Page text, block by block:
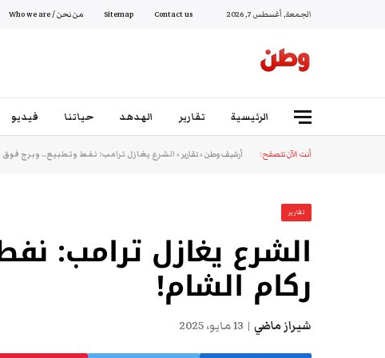
الجمعة, أغسطس 7, 2026 Contact us
Sitemap من نحن / Who we are
الرئيسية تقارير الهدهد حياتنا فيديو
أنت الآن تتصفح: أرشيف وطن»تقارير»الشرع يغازل ترامب: نفط وتطبيع.. وبرج فوق
تقارير
الشرع يغازل ترامب:
ركام الشام!
شيراز ماضي 13 مايو، 2025